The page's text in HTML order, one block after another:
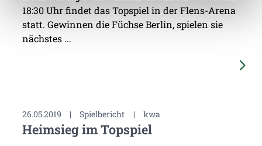
18:30 Uhr findet das Topspiel in der Flens-Arena
statt. Gewinnen die Füchse Berlin, spielen sie
nächstes ...
26.05.2019 | Spielbericht | kwa
Heimsieg im Topspiel